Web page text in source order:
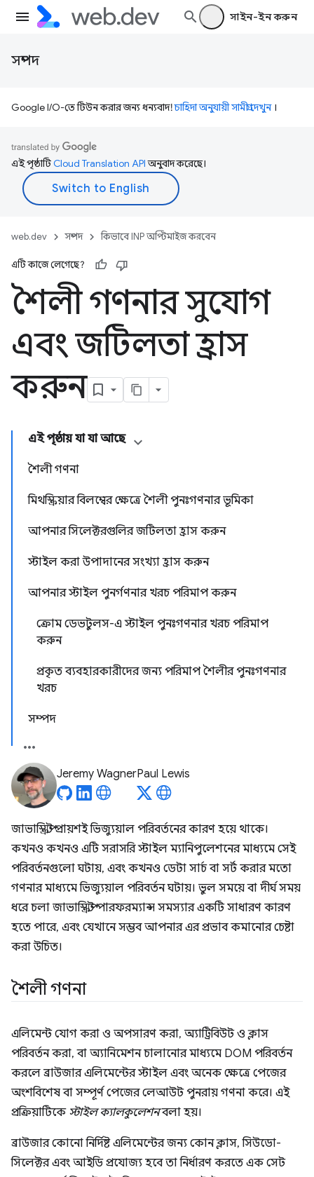
সাইন-ইন করুন
সম্পদ
Google I/O-তে টিউন করার জন্য ধন্যবাদ!চাহিদা অনুযায়ী সামগ্রী দেখুন।
এই পৃষ্ঠাটিCloud Translation APIঅনুবাদ করেছে।
web.dev সম্পদ কিভাবে INP অপ্টিমাইজ করবেন
এটি কাজে লেগেছে?
শৈলী গণনার সুযোগ
এবং জটিলতা হ্রাস
করুন
এই পৃষ্ঠায় যা যা আছে
শৈলী গণনা
মিথস্ক্রিয়ার বিলম্বের ক্ষেত্রে শৈলী পুনঃগণনার ভূমিকা
আপনার সিলেক্টরগুলির জটিলতা হ্রাস করুন
স্টাইল করা উপাদানের সংখ্যা হ্রাস করুন
আপনার স্টাইল পুনর্গণনার খরচ পরিমাপ করুন
ক্রোম ডেভটুলস-এ স্টাইল পুনঃগণনার খরচ পরিমাপ
করুন
প্রকৃত ব্যবহারকারীদের জন্য পরিমাপ শৈলীর পুনঃগণনার
খরচ
সম্পদ
Jeremy WagnerPaul Lewis
জাভাস্ক্রিপ্ট প্রায়শই ভিজ্যুয়াল পরিবর্তনের কারণ হয়ে থাকে।
কখনও কখনও এটি সরাসরি স্টাইল ম্যানিপুলেশনের মাধ্যমে সেই
পরিবর্তনগুলো ঘটায়, এবং কখনও ডেটা সার্চ বা সর্ট করার মতো
গণনার মাধ্যমে ভিজ্যুয়াল পরিবর্তন ঘটায়। ভুল সময়ে বা দীর্ঘ সময়
ধরে চলা জাভাস্ক্রিপ্ট পারফরম্যান্স সমস্যার একটি সাধারণ কারণ
হতে পারে, এবং যেখানে সম্ভব আপনার এর প্রভাব কমানোর চেষ্টা
করা উচিত।
শৈলী গণনা
এলিমেন্ট যোগ করা ও অপসারণ করা, অ্যাট্রিবিউট ও ক্লাস
পরিবর্তন করা, বা অ্যানিমেশন চালানোর মাধ্যমে DOM পরিবর্তন
করলে ব্রাউজার এলিমেন্টের স্টাইল এবং অনেক ক্ষেত্রে পেজের
অংশবিশেষ বা সম্পূর্ণ পেজের লেআউট পুনরায় গণনা করে। এই
প্রক্রিয়াটিকে স্টাইল ক্যালকুলেশনবলা হয়।
ব্রাউজার কোনো নির্দিষ্ট এলিমেন্টের জন্য কোন ক্লাস, সিউডো-
সিলেক্টর এবং আইডি প্রযোজ্য হবে তা নির্ধারণ করতে এক সেট